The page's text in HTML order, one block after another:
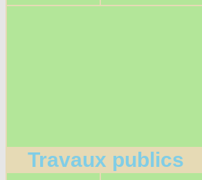
Travaux publics